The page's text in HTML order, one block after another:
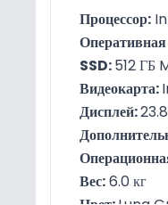
Процессор:
Оперативная
SSD: 512 ГБ
Видеокарта:
Дисплей:
Вес: 6.0 кг